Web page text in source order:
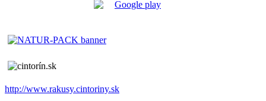
http://www.rakusy.cintoriny.sk